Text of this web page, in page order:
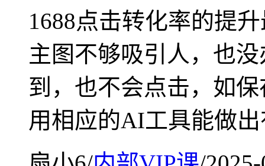
1688点击转化率的提
主图不够吸引人，也
到，也不会点击，如
用相应的AI工具能做